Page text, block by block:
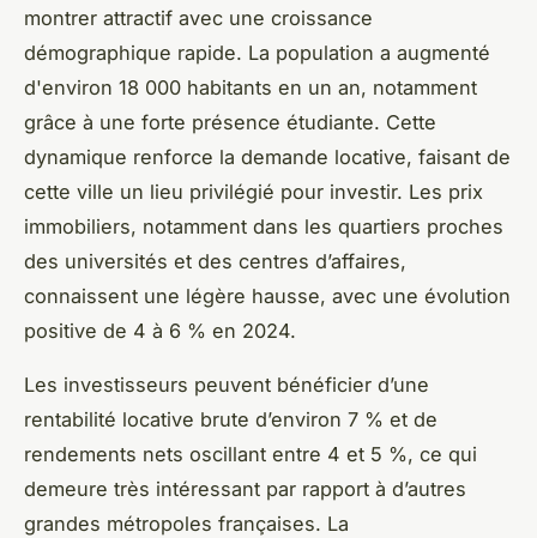
montrer attractif avec une croissance
démographique rapide. La population a augmenté
d'environ 18 000 habitants en un an, notamment
grâce à une forte présence étudiante. Cette
dynamique renforce la demande locative, faisant de
cette ville un lieu privilégié pour investir. Les prix
immobiliers, notamment dans les quartiers proches
des universités et des centres d’affaires,
connaissent une légère hausse, avec une évolution
positive de 4 à 6 % en 2024.
Les investisseurs peuvent bénéficier d’une
rentabilité locative brute d’environ 7 % et de
rendements nets oscillant entre 4 et 5 %, ce qui
demeure très intéressant par rapport à d’autres
grandes métropoles françaises. La